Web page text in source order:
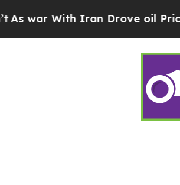
Iran Drove oil Prices Higher,